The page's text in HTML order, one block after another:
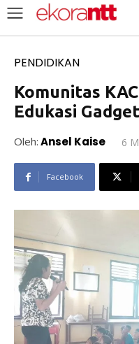
PENDIDIKAN
Komunitas
Edukasi
Oleh: Ansel Kaise 6
Facebook